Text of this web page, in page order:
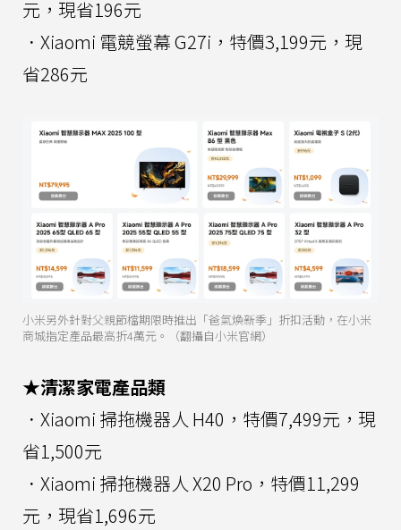
元，現省196元
．Xiaomi 電競螢幕 G27i，特價3,199元，現
省286元
小米另外針對父親節檔期限時推出「爸氣煥新季」折扣活動，在小米
商城指定產品最高折4萬元。（翻攝自小米官網）
★清潔家電產品類
．Xiaomi 掃拖機器人 H40，特價7,499元，現
省1,500元
．Xiaomi 掃拖機器人 X20 Pro，特價11,299
元，現省1,696元